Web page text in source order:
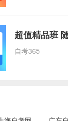
超值精品班
自考365